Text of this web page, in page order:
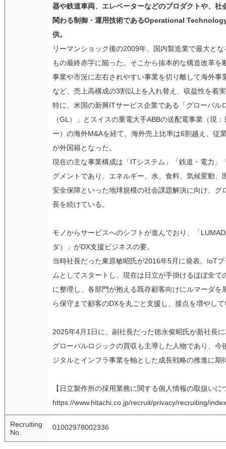
器や鉄道車両、エレベーターなどのプロダクトや、社
関わる制御・運用技術であるOperational
供。
リーマンショック後の2009年、国内製造業で最大と
もの最終赤字に陥った。そこから抜本的な構造改革を
事業や市況に左右されやすい事業を切り離して海外事
など、売上高構成の3割以上を入れ替え、収益性を着
特に、米国の新興ITサービス企業である「グローバル
（GL）」とスイスの重電大手ABBの送配電事業（現
ー）の海外M&Aを経て、海外売上比率は6割越え、従
が外国籍となった。
現在の主な事業構成は「ITシステム」「鉄道・電力」
グメントであり、エネルギー、水、食料、気候変動、
安全保障といった地球規模の社会課題解決に向け、グ
長を続けている。
モノからサービスへのシフトが進んでおり、「
ダ）」がDX支援ビジネスの要。
当時社長だった東原敏昭氏が2016年5月に発表。IoT
ムとしてスタートし、現在は日立が手掛けるほぼ全て
に整理し、各部門が抱える既存顧客向けにルマーダを
ら保守まで顧客のDXを丸ごと支援し、接点を増やし
2025年4月1日に、副社長だった徳永俊昭氏が新社長
グローバルロジックの買収も主導した人物であり、今
ジタルとインフラ事業を軸とした成長戦略の推進に期
【日立製作所の採用業務に関する個人情報の取扱いに
https://www.hitachi.co.jp/recruit/privacy/recruiting/
Recruiting
No.
01002978002336